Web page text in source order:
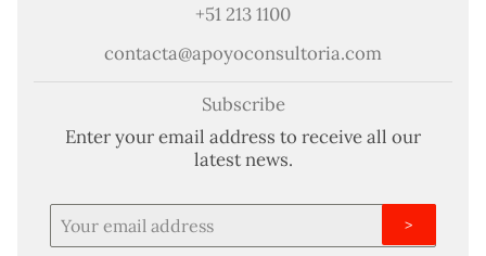
+51 213 1100
contacta@apoyoconsultoria.com
Subscribe
Enter your email address to receive all our
latest news.
>